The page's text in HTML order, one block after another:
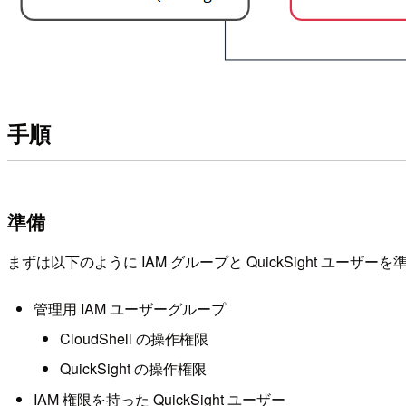
手順
準備
まずは以下のように IAM グループと QuickSight ユーザーを準
管理用 IAM ユーザーグループ
CloudShell の操作権限
QuickSight の操作権限
IAM 権限を持った QuickSight ユーザー